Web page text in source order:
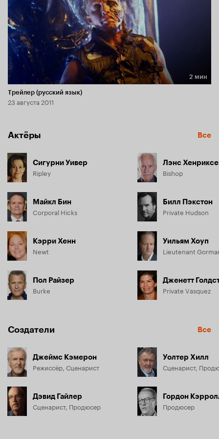
Длительность 2 мин
2 мин
Трейлер (русский язык)
23 августа 2011
Актёры Все
Сигурни Уивер
Ripley
Майкл Бин
Corporal Hicks
Кэрри Хенн
Newt
Пол Райзер
Burke
Лэнс
Bishop
Билл Пэкстон
Private Hudson
Уильям Хоуп
Lieutenant
Дженетт
Private Vasquez
Создатели Все
Джеймс Кэмерон
Режиссёр, Сценарист
Дэвид Гайлер
Сценарист, Продюсер
Уолтер Хилл
Сценарист,
Гордон
Продюсер